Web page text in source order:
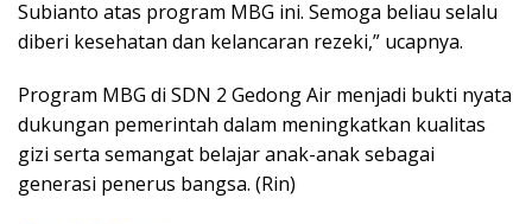
Subianto atas program MBG ini. Semoga beliau selalu
diberi kesehatan dan kelancaran rezeki,” ucapnya.
Program MBG di SDN 2 Gedong Air menjadi bukti nyata
dukungan pemerintah dalam meningkatkan kualitas
gizi serta semangat belajar anak-anak sebagai
generasi penerus bangsa. (Rin)